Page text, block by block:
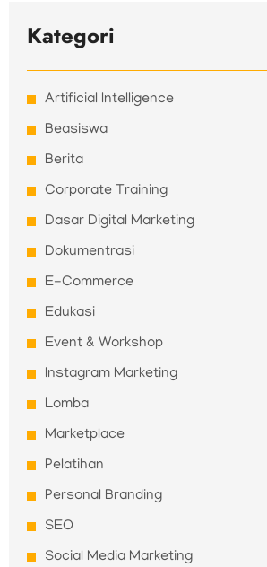
Kategori
Artificial Intelligence
Beasiswa
Berita
Corporate Training
Dasar Digital Marketing
Dokumentrasi
E-Commerce
Edukasi
Event & Workshop
Instagram Marketing
Lomba
Marketplace
Pelatihan
Personal Branding
SEO
Social Media Marketing